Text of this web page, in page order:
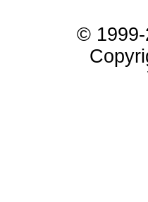
© 1999-